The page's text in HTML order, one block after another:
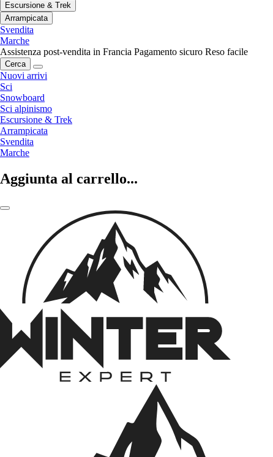
Escursione & Trek
Arrampicata
Svendita
Marche
Assistenza post-vendita in Francia Pagamento sicuro Reso facile
Cerca
Nuovi arrivi
Sci
Snowboard
Sci alpinismo
Escursione & Trek
Arrampicata
Svendita
Marche
Aggiunta al carrello...